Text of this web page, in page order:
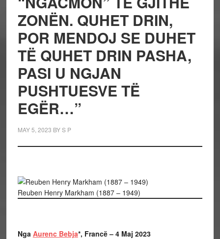
ZONËN. QUHET DRIN,
POR MENDOJ SE DUHET
TË QUHET DRIN PASHA,
PASI U NGJAN
PUSHTUESVE TË
EGËR…”
MAY 5, 2023 BYS P
Reuben Henry Markham (1887 – 1949)
Nga Aurenc Bebja*, Francë – 4 Maj 2023